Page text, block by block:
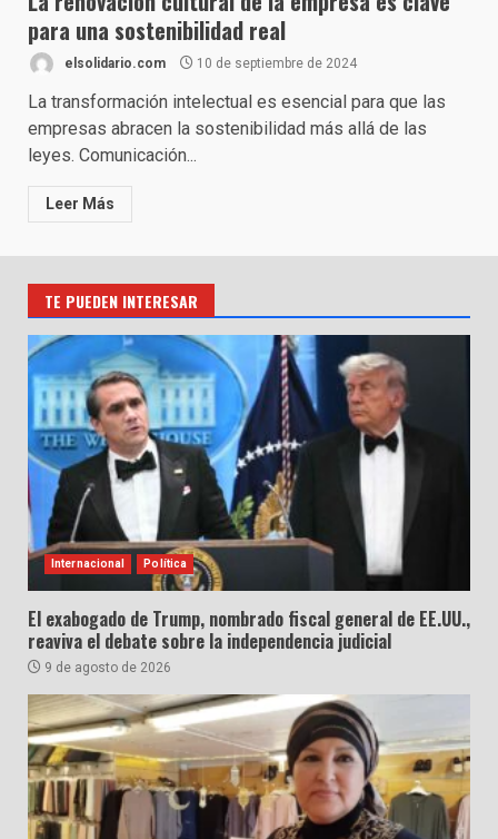
para una sostenibilidad real
elsolidario.com 10 de septiembre de 2024
La transformación intelectual es esencial para que las
empresas abracen la sostenibilidad más allá de las
leyes. Comunicación...
Leer Más
TE PUEDEN INTERESAR
Internacional Política
El exabogado de Trump, nombrado fiscal general de EE.UU.,
reaviva el debate sobre la independencia judicial
9 de agosto de 2026